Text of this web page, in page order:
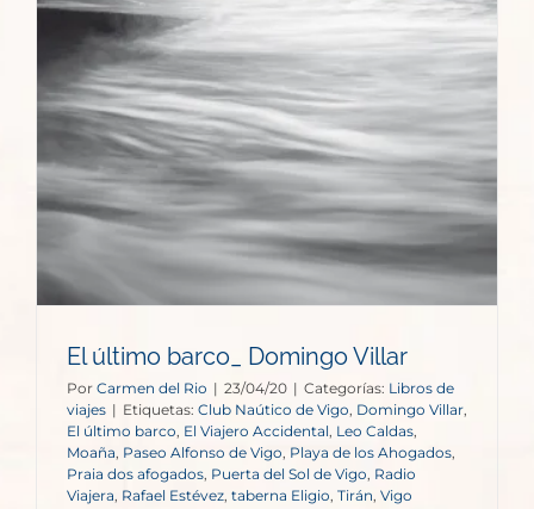
El último barco_ Domingo Villar
Por Carmen del Rio | 23/04/20 | Categorías: Libros de
viajes | Etiquetas: Club Naútico de Vigo, Domingo Villar,
El último barco, El Viajero Accidental, Leo Caldas,
Moaña, Paseo Alfonso de Vigo, Playa de los Ahogados,
Praia dos afogados, Puerta del Sol de Vigo, Radio
Viajera, Rafael Estévez, taberna Eligio, Tirán, Vigo